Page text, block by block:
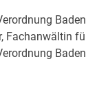
Fachanwältin